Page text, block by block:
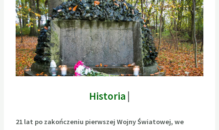
Historiazw
21 lat po zakończeniu pierwszej Wojny Światowej, we